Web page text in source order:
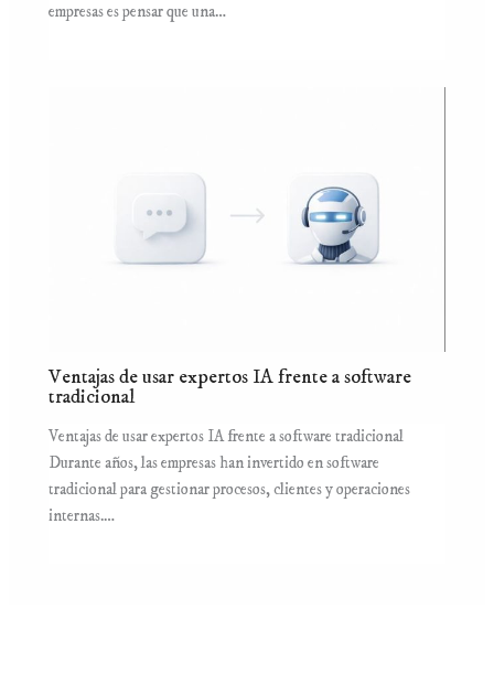
empresas es pensar que una…
Ventajas de usar expertos IA frente a software
tradicional
Ventajas de usar expertos IA frente a software tradicional
Durante años, las empresas han invertido en software
tradicional para gestionar procesos, clientes y operaciones
internas.…